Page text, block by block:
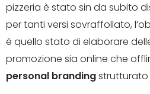
pizzeria è stato sin da subito
per tanti versi sovraffollato,
è quello stato di elaborare
promozione sia online che
personal branding